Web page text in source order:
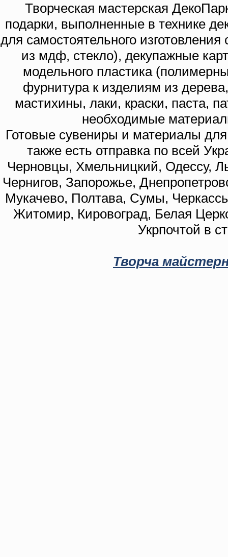
Творческая мастерская
подарки, выполненные в технике
для самостоятельного
из мдф, стекло), декупажные
модельного пластика
фурнитура к изделиям из
мастихины, лаки, краски, паста,
необходимые
Готовые сувениры и материалы
также есть отправка по всей
Черновцы, Хмельницкий, Одессу,
Чернигов, Запорожье,
Мукачево, Полтава, Сумы,
Житомир, Кировоград, Белая
Укрпочтой в
Творча